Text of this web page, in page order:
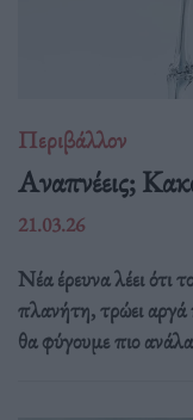
Περιβάλλον
Αναπνέεις;
21.03.26
Νέα έρευνα λέει ότι
πλανήτη, τρώει
θα φύγουμε πιο